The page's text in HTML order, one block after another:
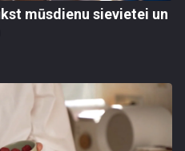
mūsdienu sievietei un